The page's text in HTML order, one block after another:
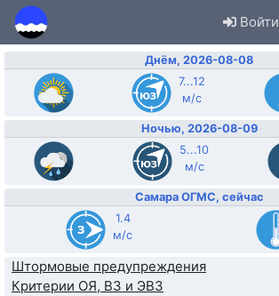
Войти
Днём, 2026-08-08
7...12
м/с
Ночью, 2026-08-09
5...10
м/с
Самара ОГМС, сейчас
1.4
м/с
Штормовые предупреждения
Критерии ОЯ, ВЗ и ЭВЗ